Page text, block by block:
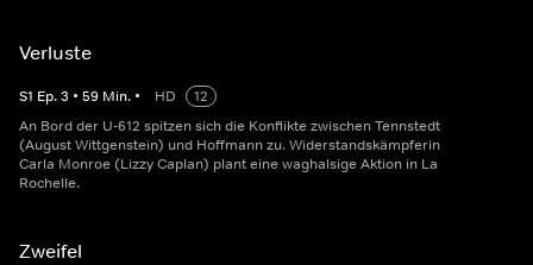
Verluste
S1 Ep.3 • 59 Min. • HD
12
An Bord der U-612 spitzen sich die Konflikte zwischen Tennstedt
(August Wittgenstein) und Hoffmann zu. Widerstandskämpferin
Carla Monroe (Lizzy Caplan) plant eine waghalsige Aktion in La
Rochelle.
Zweifel